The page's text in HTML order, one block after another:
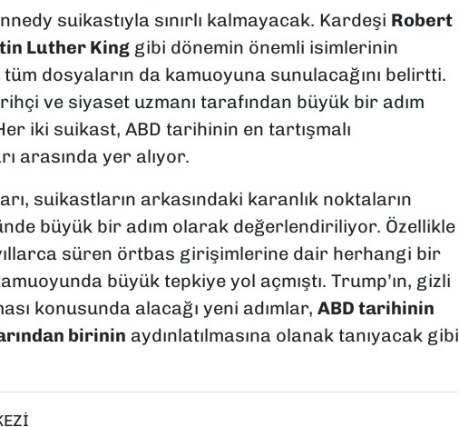
suikastıyla sınırlı kalmayacak. Kardeşi Robert
Luther Kinggibi dönemin önemli isimlerinin
dosyaların da kamuoyuna sunulacağını belirtti.
ve siyaset uzmanı tarafından büyük bir adım
iki suikast, ABD tarihinin en tartışmalı
arasında yer alıyor.
suikastların arkasındaki karanlık noktaların
büyük bir adım olarak değerlendiriliyor. Özellikle
süren örtbas girişimlerine dair herhangi bir
büyük tepkiye yol açmıştı. Trump’ın, gizli
konusunda alacağı yeni adımlar, ABD tarihinin
birinin aydınlatılmasına olanak tanıyacak gibi